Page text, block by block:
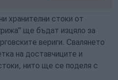
хранителни стоки от
ще бъдат изцяло за
вериги. Свалянето
на доставчиците и
нито ще се поделя с